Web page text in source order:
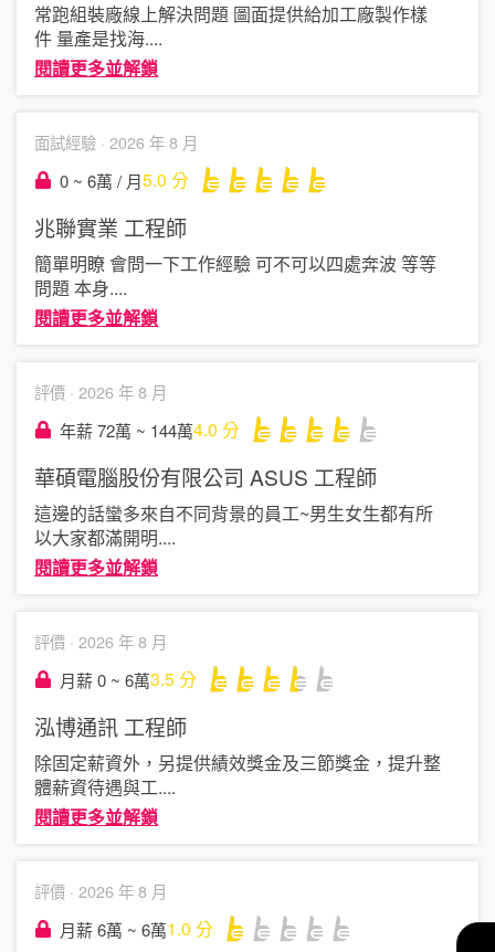
常跑組裝廠線上解決問題 圖面提供給加工廠製作樣
件 量產是找海....
閱讀更多並解鎖
面試經驗 · 2026 年 8 月
0 ~ 6萬 / 月5.0 分
兆聯實業 工程師
簡單明瞭 會問一下工作經驗 可不可以四處奔波 等等
問題 本身....
閱讀更多並解鎖
評價 · 2026 年 8 月
年薪 72萬 ~ 144萬4.0 分
華碩電腦股份有限公司 ASUS 工程師
這邊的話蠻多來自不同背景的員工~男生女生都有所
以大家都滿開明....
閱讀更多並解鎖
評價 · 2026 年 8 月
月薪 0 ~ 6萬3.5分
泓博通訊 工程師
除固定薪資外，另提供績效獎金及三節獎金，提升整
體薪資待遇與工....
閱讀更多並解鎖
評價 · 2026 年 8 月
月薪 6萬 ~ 6萬1.0 分